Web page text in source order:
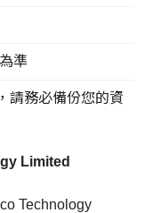
準
請務必備份您的資
Limited
Technology